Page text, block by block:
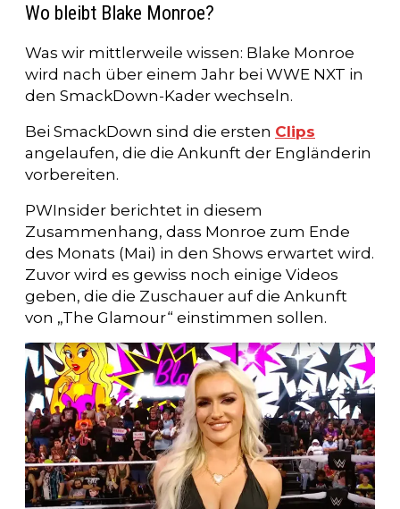
Wo bleibt Blake Monroe?
Was wir mittlerweile wissen: Blake Monroe
wird nach über einem Jahr bei WWE NXT in
den SmackDown-Kader wechseln.
Bei SmackDown sind die ersten Clips
angelaufen, die die Ankunft der Engländerin
vorbereiten.
PWInsider berichtet in diesem
Zusammenhang, dass Monroe zum Ende
des Monats (Mai) in den Shows erwartet wird.
Zuvor wird es gewiss noch einige Videos
geben, die die Zuschauer auf die Ankunft
von „The Glamour“ einstimmen sollen.